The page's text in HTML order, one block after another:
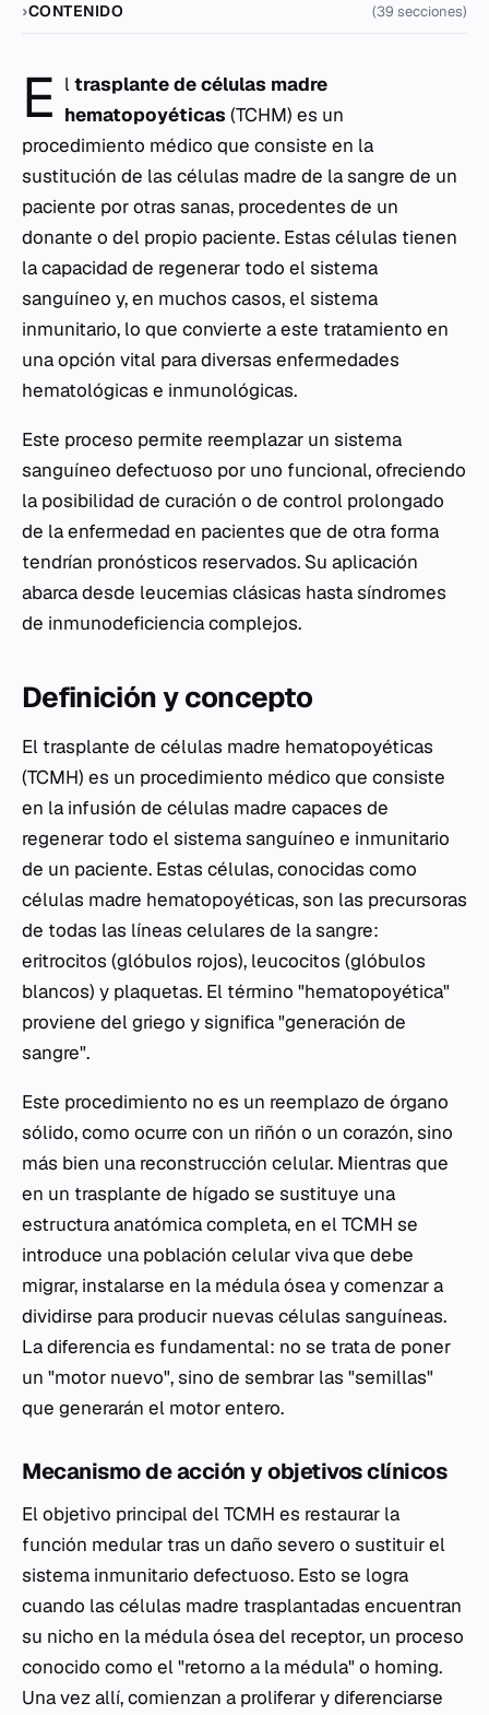
CONTENIDO (39 secciones)
E ltrasplante de células madre
hematopoyéticas (TCHM) es un
procedimiento médico que consiste en la
sustitución de las células madre de la sangre de un
paciente por otras sanas, procedentes de un
donante o del propio paciente. Estas células tienen
la capacidad de regenerar todo el sistema
sanguíneo y, en muchos casos, el sistema
inmunitario, lo que convierte a este tratamiento en
una opción vital para diversas enfermedades
hematológicas e inmunológicas.
Este proceso permite reemplazar un sistema
sanguíneo defectuoso por uno funcional, ofreciendo
la posibilidad de curación o de control prolongado
de la enfermedad en pacientes que de otra forma
tendrían pronósticos reservados. Su aplicación
abarca desde leucemias clásicas hasta síndromes
de inmunodeficiencia complejos.
Definición y concepto
El trasplante de células madre hematopoyéticas
(TCMH) es un procedimiento médico que consiste
en la infusión de células madre capaces de
regenerar todo el sistema sanguíneo e inmunitario
de un paciente. Estas células, conocidas como
células madre hematopoyéticas, son las precursoras
de todas las líneas celulares de la sangre:
eritrocitos (glóbulos rojos), leucocitos (glóbulos
blancos) y plaquetas. El término "hematopoyética"
proviene del griego y significa "generación de
sangre".
Este procedimiento no es un reemplazo de órgano
sólido, como ocurre con un riñón o un corazón, sino
más bien una reconstrucción celular. Mientras que
en un trasplante de hígado se sustituye una
estructura anatómica completa, en el TCMH se
introduce una población celular viva que debe
migrar, instalarse en la médula ósea y comenzar a
dividirse para producir nuevas células sanguíneas.
La diferencia es fundamental: no se trata de poner
un "motor nuevo", sino de sembrar las "semillas"
que generarán el motor entero.
Mecanismo de acción y objetivos clínicos
El objetivo principal del TCMH es restaurar la
función medular tras un daño severo o sustituir el
sistema inmunitario defectuoso. Esto se logra
cuando las células madre trasplantadas encuentran
su nicho en la médula ósea del receptor, un proceso
conocido como el "retorno a la médula" o homing.
Una vez allí, comienzan a proliferar y diferenciarse